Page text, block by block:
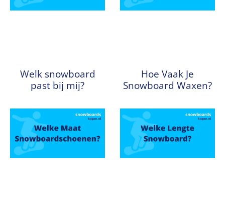
Welk snowboard
past bij mij?
Hoe Vaak Je
Snowboard Waxen?